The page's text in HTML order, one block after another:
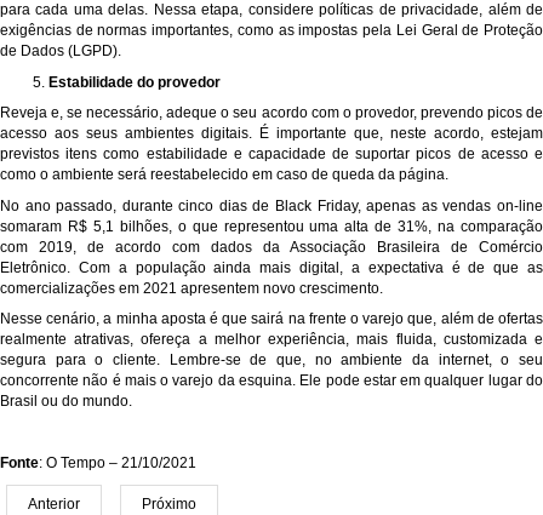
para cada uma delas. Nessa etapa, considere políticas de privacidade, além de
exigências de normas importantes, como as impostas pela Lei Geral de Proteção
de Dados (LGPD).
Estabilidade do provedor
Reveja e, se necessário, adeque o seu acordo com o provedor, prevendo picos de
acesso aos seus ambientes digitais. É importante que, neste acordo, estejam
previstos itens como estabilidade e capacidade de suportar picos de acesso e
como o ambiente será reestabelecido em caso de queda da página.
No ano passado, durante cinco dias de Black Friday, apenas as vendas on-line
somaram R$ 5,1 bilhões, o que representou uma alta de 31%, na comparação
com 2019, de acordo com dados da Associação Brasileira de Comércio
Eletrônico. Com a população ainda mais digital, a expectativa é de que as
comercializações em 2021 apresentem novo crescimento.
Nesse cenário, a minha aposta é que sairá na frente o varejo que, além de ofertas
realmente atrativas, ofereça a melhor experiência, mais fluida, customizada e
segura para o cliente. Lembre-se de que, no ambiente da internet, o seu
concorrente não é mais o varejo da esquina. Ele pode estar em qualquer lugar do
Brasil ou do mundo.
Fonte: O Tempo – 21/10/2021
Anterior Próximo